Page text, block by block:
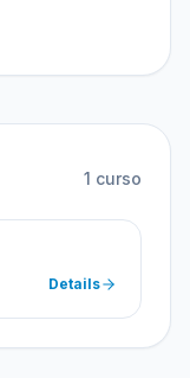
1 curso
Details